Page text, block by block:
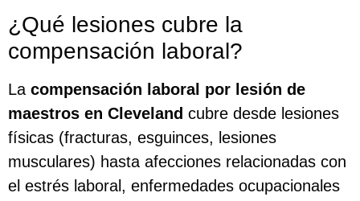
¿Qué lesiones cubre la
compensación laboral?
La compensación laboral por lesión de
maestros en Cleveland cubre desde lesiones
físicas (fracturas, esguinces, lesiones
musculares) hasta afecciones relacionadas con
el estrés laboral, enfermedades ocupacionales